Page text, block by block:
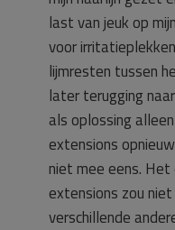
last van jeuk op
voor
lijmresten tussen
later terugging
als oplossing
extensions
niet mee eens. Het
extensions zou
verschillende